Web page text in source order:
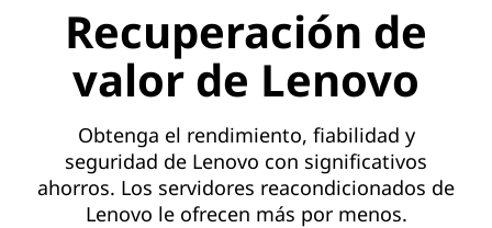
Recuperación de
valor de Lenovo
Obtenga el rendimiento, fiabilidad y
seguridad de Lenovo con significativos
ahorros. Los servidores reacondicionados de
Lenovo le ofrecen más por menos.